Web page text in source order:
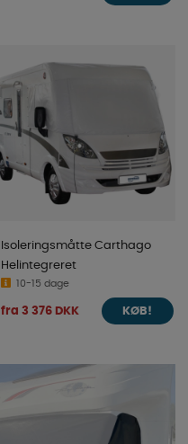
Isoleringsmåtte Carthago
Helintegreret
10-15 dage
fra 3 376 DKK KØB!